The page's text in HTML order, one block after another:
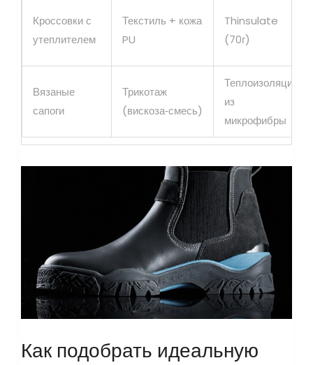
Кроссовки с
утеплителем
Текстиль + кожа
PU
Thinsulate
(70г)
Вязаные
сапоги
Трикотаж
(вискоза‑смесь)
Теплоизоляция
из
микрофибры
Как подобрать идеальную